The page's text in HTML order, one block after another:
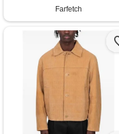
Farfetch